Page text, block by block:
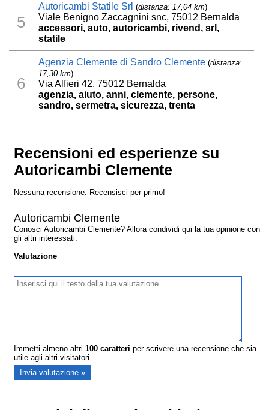
5
Autoricambi Statile Srl (distanza: 17,04 km)
Viale Benigno Zaccagnini snc, 75012 Bernalda
accessori, auto, autoricambi, rivend, srl,
statile
6
Agenzia Clemente di Sandro Clemente (distanza:
17,30 km)
Via Alfieri 42, 75012 Bernalda
agenzia, aiuto, anni, clemente, persone,
sandro, sermetra, sicurezza, trenta
Recensioni ed esperienze su
Autoricambi Clemente
Nessuna recensione. Recensisci per primo!
Autoricambi Clemente
Conosci Autoricambi Clemente? Allora condividi qui la tua opinione con
gli altri interessati.
Valutazione
Immetti almeno altri100 caratteri per scrivere una recensione che sia
utile agli altri visitatori.